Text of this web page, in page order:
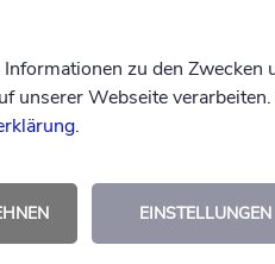
zu den Zwecken
unserer Webseite
.
EINSTELLUNGEN